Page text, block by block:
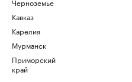
Кавказ
Карелия
Мурманск
Приморский
край